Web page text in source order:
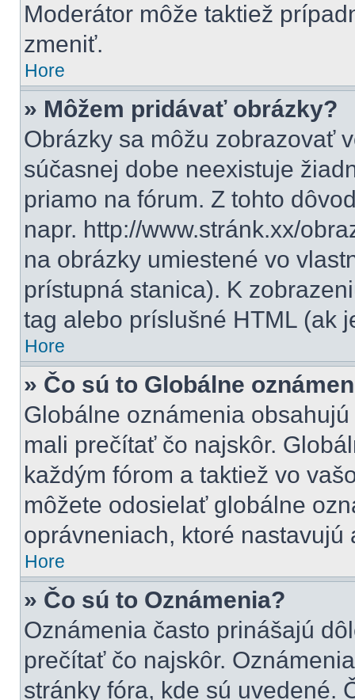
Moderátor môže taktiež
zmeniť.
Hore
» Môžem pridávať obrázky?
Obrázky sa môžu zobrazovať
súčasnej dobe neexistuje
priamo na fórum. Z tohto
napr. http://www.stránk.xx/
na obrázky umiestené vo
prístupná stanica). K
tag alebo príslušné HTML (ak
Hore
» Čo sú to Globálne
Globálne oznámenia
mali prečítať čo najskôr.
každým fórom a taktiež vo
môžete odosielať globálne
oprávneniach, ktoré nastavujú
Hore
» Čo sú to Oznámenia?
Oznámenia často prinášajú
prečítať čo najskôr.
stránky fóra, kde sú uvedené.